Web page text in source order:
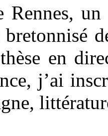
Rennes,
en
j’ai